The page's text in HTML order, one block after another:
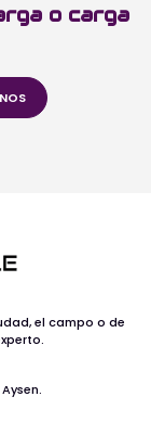
o carga
el campo o de